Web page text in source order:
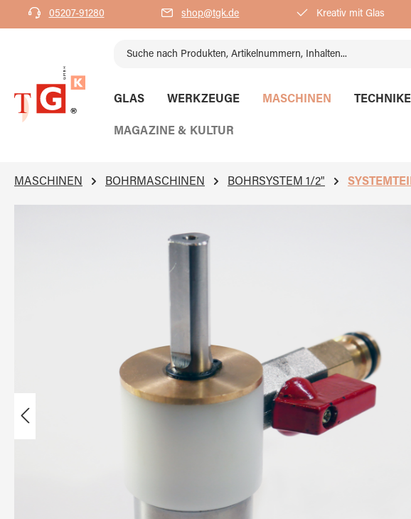
Zur Hauptnavigation springen
05207-91280 shop@tgk.de Kreativ mit Glas
GLAS WERKZEUGE MASCHINEN
MAGAZINE & KULTUR
MASCHINEN BOHRMASCHINEN BOHRSYSTEM 1/2"